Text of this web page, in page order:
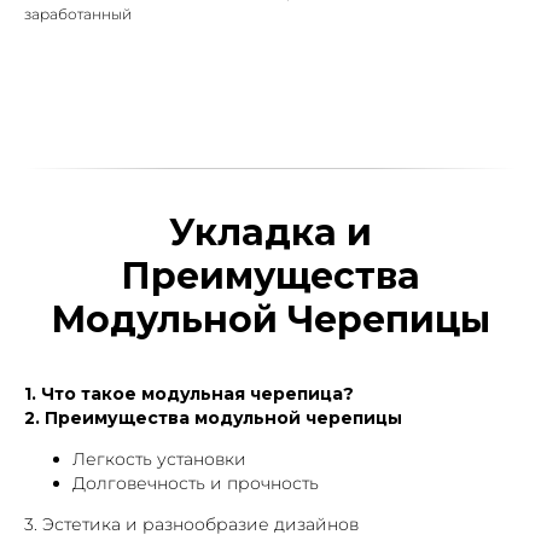
заработанный
Укладка и
Преимущества
Модульной Черепицы
1. Что такое модульная черепица?
2. Преимущества модульной черепицы
Легкость установки
Долговечность и прочность
3. Эстетика и разнообразие дизайнов